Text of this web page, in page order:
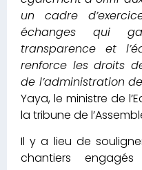
un cadre
échanges qui
transparence et
renforce les droits
de l’administration
Yaya, le ministre de
la tribune de
Il y a lieu de
chantiers